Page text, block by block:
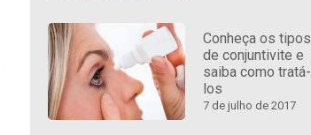
Conheça os tipos
de conjuntivite e
saiba como tratá-
los
7 de julho de 2017